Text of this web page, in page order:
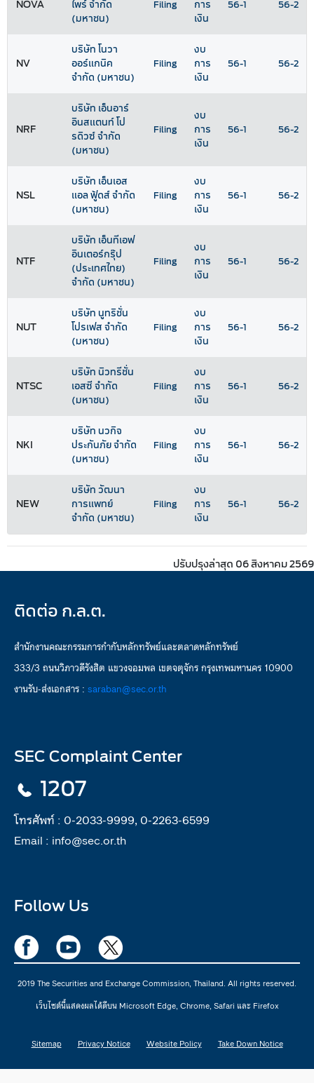
NOVA
ไพร์ จำกัด
(มหาชน)
Filing
การ
เงิน
56-1 56-2
NV
บริษัท โนวา
ออร์แกนิค
จำกัด (มหาชน)
Filing
งบ
การ
เงิน
56-1 56-2
NRF
บริษัท เอ็นอาร์
อินสแตนท์ โป
รดิวซ์ จำกัด
(มหาชน)
Filing
งบ
การ
เงิน
56-1 56-2
NSL
บริษัท เอ็นเอส
แอล ฟู้ดส์ จำกัด
(มหาชน)
Filing
งบ
การ
เงิน
56-1 56-2
NTF
บริษัท เอ็นทีเอฟ
อินเตอร์กรุ๊ป
(ประเทศไทย)
จำกัด (มหาชน)
Filing
งบ
การ
เงิน
56-1 56-2
NUT
บริษัท นูทริชั่น
โปรเฟส จำกัด
(มหาชน)
Filing
งบ
การ
เงิน
56-1 56-2
NTSC
บริษัท นิวทรีชั่น
เอสซี จำกัด
(มหาชน)
Filing
งบ
การ
เงิน
56-1 56-2
NKI
บริษัท นวกิจ
ประกันภัย จำกัด
(มหาชน)
Filing
งบ
การ
เงิน
56-1 56-2
NEW
บริษัท วัฒนา
การแพทย์
จำกัด (มหาชน)
Filing
งบ
การ
เงิน
56-1 56-2
ปรับปรุงล่าสุด 06 สิงหาคม 2569
ติดต่อ ก.ล.ต.
สำนักงานคณะกรรมการกำกับหลักทรัพย์และตลาดหลักทรัพย์
333/3 ถนนวิภาวดีรังสิต แขวงจอมพล เขตจตุจักร กรุงเทพมหานคร 10900
งานรับ-ส่งเอกสาร : saraban@sec.or.th
SEC Complaint Center
1207
โทรศัพท์ : 0-2033-9999, 0-2263-6599
Email : info@sec.or.th
Follow Us
2019 The Securities and Exchange Commission, Thailand. All rights reserved.
เว็บไซต์นี้แสดงผลได้ดีบน Microsoft Edge, Chrome, Safari และ Firefox
Sitemap Privacy Notice Website Policy Take Down Notice